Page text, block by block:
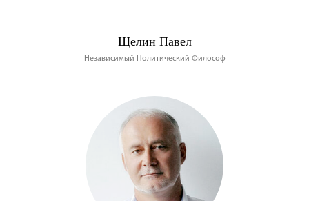
Щелин Павел
Независимый Политический Философ